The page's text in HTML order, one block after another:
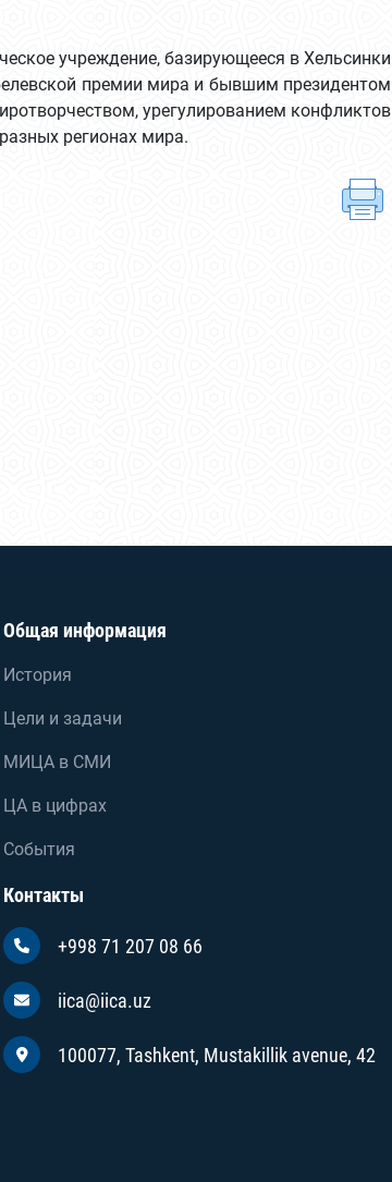
учреждение, базирующееся в Хельсинки
премии мира и бывшим президентом
урегулированием конфликтов
регионах мира.
Общая информация
История
Цели и задачи
МИЦА в СМИ
ЦА в цифрах
События
Контакты
+998 71 207 08 66
iica@iica.uz
100077, Tashkent, Mustakillik avenue, 42